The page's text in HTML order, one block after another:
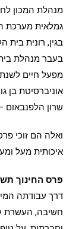
מנהלת המכון
גמלאית מערכת
בגין, רונית
בעבר מנהלת
מפעל חיים
אוניברסיטת בן
שרון הלפנבאום
ואלה הם זוכי
איכותית מעל
פרס החינוך
דרך עבודתה
חשיבה, העשרת